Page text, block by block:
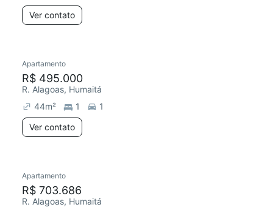
Ver contato
Apartamento
R$ 495.000
R. Alagoas, Humaitá
44m² 1
1
Ver contato
Apartamento
R$ 703.686
R. Alagoas, Humaitá